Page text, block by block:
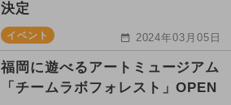
決定
イベント 2024年03月05日
福岡に遊べるアートミュージアム
「チームラボフォレスト」OPEN